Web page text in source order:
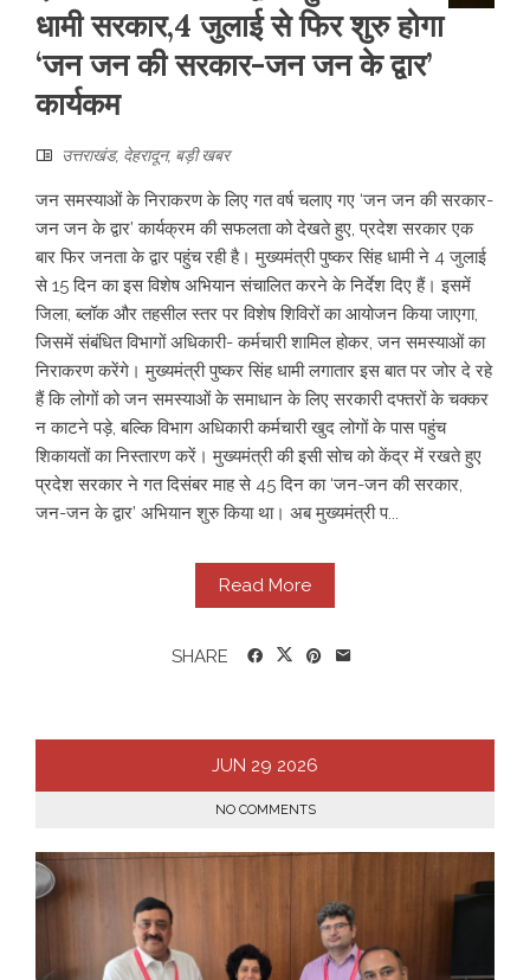
धामी सरकार,4 जुलाई से फिर शुरु होगा
‘जन जन की सरकार-जन जन के द्वार’
कार्यकम
उत्तराखंड, देहरादून, बड़ी खबर
जन समस्याओं के निराकरण के लिए गत वर्ष चलाए गए ‘जन जन की सरकार-
जन जन के द्वार’ कार्यक्रम की सफलता को देखते हुए, प्रदेश सरकार एक
बार फिर जनता के द्वार पहुंच रही है। मुख्यमंत्री पुष्कर सिंह धामी ने 4 जुलाई
से 15 दिन का इस विशेष अभियान संचालित करने के निर्देश दिए हैं। इसमें
जिला, ब्लॉक और तहसील स्तर पर विशेष शिविरों का आयोजन किया जाएगा,
जिसमें संबंधित विभागों अधिकारी- कर्मचारी शामिल होकर, जन समस्याओं का
निराकरण करेंगे। मुख्यमंत्री पुष्कर सिंह धामी लगातार इस बात पर जोर दे रहे
हैं कि लोगों को जन समस्याओं के समाधान के लिए सरकारी दफ्तरों के चक्कर
न काटने पड़े, बल्कि विभाग अधिकारी कर्मचारी खुद लोगों के पास पहुंच
शिकायतों का निस्तारण करें। मुख्यमंत्री की इसी सोच को केंद्र में रखते हुए
प्रदेश सरकार ने गत दिसंबर माह से 45 दिन का ‘जन-जन की सरकार,
जन-जन के द्वार’ अभियान शुरु किया था। अब मुख्यमंत्री प...
Read More
SHARE
JUN 29 2026
NO COMMENTS